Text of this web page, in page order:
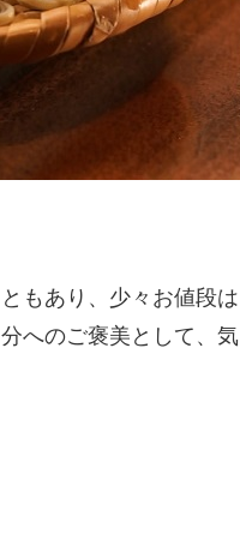
もあり、少々お値段は
へのご褒美として、気